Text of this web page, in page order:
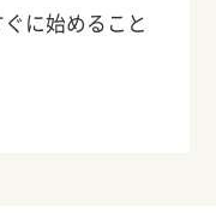
に始めること